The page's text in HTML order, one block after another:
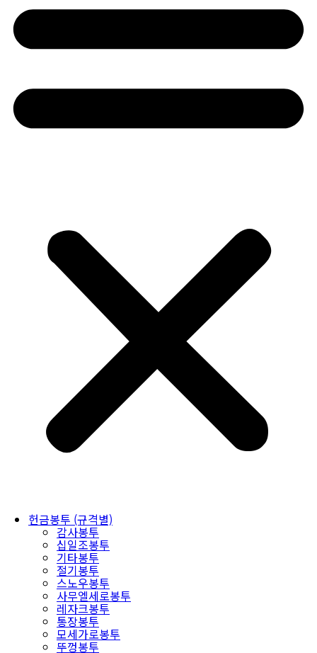
헌금봉투 (규격별)
감사봉투
십일조봉투
기타봉투
절기봉투
스노우봉투
사무엘세로봉투
레자크봉투
통장봉투
모세가로봉투
뚜껑봉투